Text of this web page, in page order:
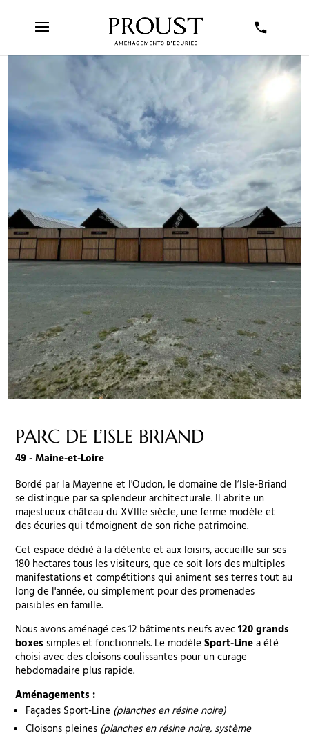
PARC DE L’ISLE BRIAND
49 - Maine-et-Loire
Bordé par la Mayenne et l'Oudon, le domaine de l’Isle-Briand
se distingue par sa splendeur architecturale. Il abrite un
majestueux château du XVIIIe siècle, une ferme modèle et
des écuries qui témoignent de son riche patrimoine.
Cet espace dédié à la détente et aux loisirs, accueille sur ses
180 hectares tous les visiteurs, que ce soit lors des multiples
manifestations et compétitions qui animent ses terres tout au
long de l'année, ou simplement pour des promenades
paisibles en famille.
Nous avons aménagé ces 12 bâtiments neufs avec120 grands
boxes simples et fonctionnels. Le modèleSport-Linea été
choisi avec des cloisons coulissantes pour un curage
hebdomadaire plus rapide.
Aménagements :
Façades Sport-Line (planches en résine noire)
Cloisons pleines (planches en résine noire, système